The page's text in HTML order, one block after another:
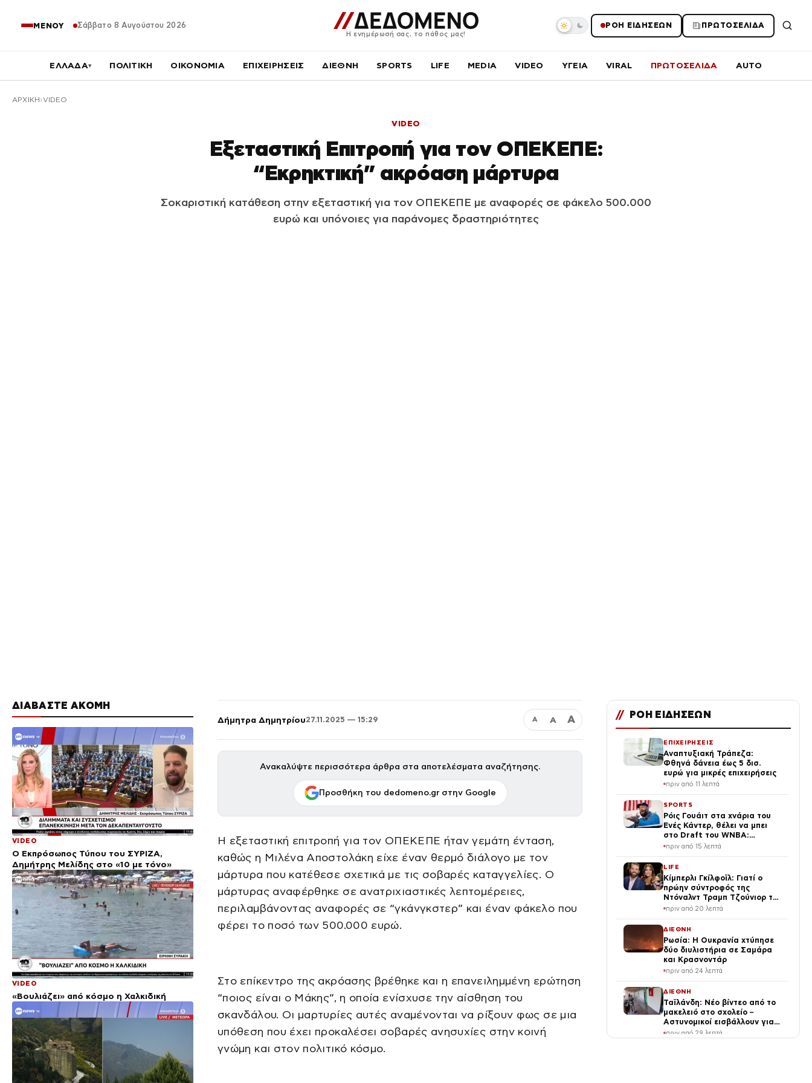
ΜΕΝΟΥ Σάββατο 8 Αυγούστου 2026
Η ενημέρωσή σας, το πάθος μας!
ΡΟΗ ΕΙΔΗΣΕΩΝ ΠΡΩΤΟΣΕΛΙΔΑ
ΕΛΛΑΔΑ▾ ΠΟΛΙΤΙΚΗ ΟΙΚΟΝΟΜΙΑ ΕΠΙΧΕΙΡΗΣΕΙΣ ΔΙΕΘΝΗ SPORTS LIFE MEDIA VIDEO ΥΓΕΙΑ VIRAL ΠΡΩΤΟΣΕΛΙΔΑ AUTO
ΑΡΧΙΚΉ VIDEO
VIDEO
Εξεταστική Επιτροπή για τον ΟΠΕΚΕΠΕ:
“Εκρηκτική” ακρόαση μάρτυρα
Σοκαριστική κατάθεση στην εξεταστική για τον ΟΠΕΚΕΠΕ με αναφορές σε φάκελο 500.000
ευρώ και υπόνοιες για παράνομες δραστηριότητες
ΔΙΑΒΑΣΤΕ ΑΚΟΜΗ
VIDEO
Ο Εκπρόσωπος Τύπου του ΣΥΡΙΖΑ,
Δημήτρης Μελίδης στο «10 με τόνο»
VIDEO
«Βουλιάζει» από κόσμο η Χαλκιδική
Δήμητρα Δημητρίου27.11.2025 — 15:29 Α Α Α
Ανακαλύψτε περισσότερα άρθρα στα αποτελέσματα αναζήτησης.
Προσθήκη του dedomeno.gr στην Google
Η εξεταστική επιτροπή για τον ΟΠΕΚΕΠΕ ήταν γεμάτη ένταση,
καθώς η Μιλένα Αποστολάκη είχε έναν θερμό διάλογο με τον
μάρτυρα που κατέθεσε σχετικά με τις σοβαρές καταγγελίες. Ο
μάρτυρας αναφέρθηκε σε ανατριχιαστικές λεπτομέρειες,
περιλαμβάνοντας αναφορές σε “γκάνγκστερ” και έναν φάκελο που
φέρει το ποσό των 500.000 ευρώ.
Στο επίκεντρο της ακρόασης βρέθηκε και η επανειλημμένη ερώτηση
“ποιος είναι ο Μάκης”, η οποία ενίσχυσε την αίσθηση του
σκανδάλου. Οι μαρτυρίες αυτές αναμένονται να ρίξουν φως σε μια
υπόθεση που έχει προκαλέσει σοβαρές ανησυχίες στην κοινή
γνώμη και στον πολιτικό κόσμο.
// ΡΟΗ ΕΙΔΗΣΕΩΝ
ΕΠΙΧΕΙΡΗΣΕΙΣ
Αναπτυξιακή Τράπεζα:
Φθηνά δάνεια έως 5 δισ.
ευρώ για μικρές επιχειρήσεις
πριν από 11 λεπτά
SPORTS
Ρόις Γουάιτ στα χνάρια του
Ενές Κάντερ, θέλει να μπει
στο Draft του WNBA:
«Κάποιες φορές
γυναίκα»
πριν από 15 λεπτά
LIFE
Κίμπερλι Γκίλφοϊλ: Γιατί ο
πρώην σύντροφός της
Ντόναλντ Τραμπ Τζούνιορ της
έδωσε 7,6 εκατ. δολάρια – Η
χωρισμό
πριν από 20 λεπτά
ΔΙΕΘΝΗ
Ρωσία: Η Ουκρανία χτύπησε
δύο διυλιστήρια σε Σαμάρα
και Κρασνοντάρ
πριν από 24 λεπτά
ΔΙΕΘΝΗ
Ταϊλάνδη: Νέο βίντεο από το
μακελειό στο σχολείο –
Αστυνομικοί εισβάλλουν για
να σώσουν τους μαθητές
πριν από 29 λεπτά